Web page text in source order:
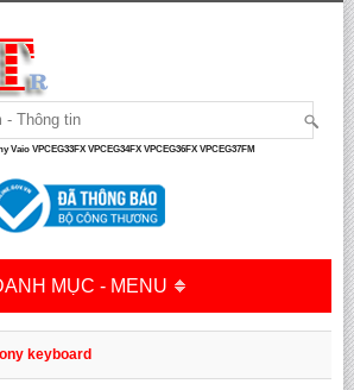
Vaio VPCEG33FX VPCEG34FX VPCEG36FX VPCEG37FM
MỤC - MENU
keyboard